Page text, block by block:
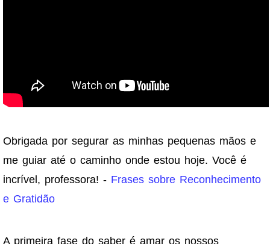
Obrigada por segurar as minhas pequenas mãos e
me guiar até o caminho onde estou hoje. Você é
incrível, professora! - Frases sobre Reconhecimento
e Gratidão
A primeira fase do saber é amar os nossos